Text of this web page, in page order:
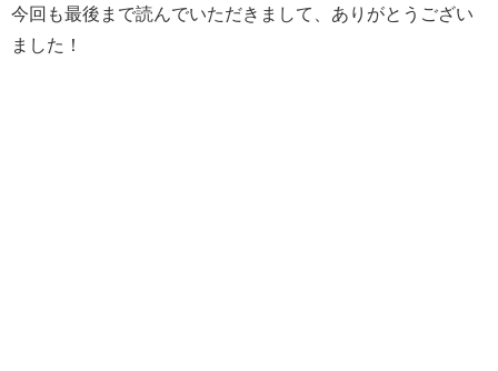
今回も最後まで読んでいただきまして、ありがとうござい
ました！